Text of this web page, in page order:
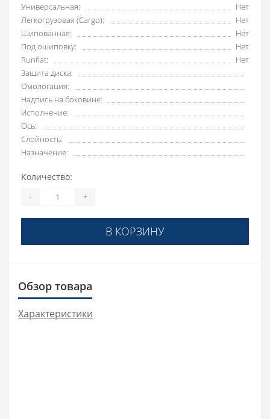
Универсальная:
Нет
Легкогрузовая (Cargo):
Нет
Шипованная:
Нет
Под ошиповку:
Нет
Runflat:
Нет
Защита диска:
Омологация:
Надпись на боковине:
Исполнение:
Ось:
Слойность:
Назначение:
Количество:
- +
В КОРЗИНУ
Обзор товара
Характеристики